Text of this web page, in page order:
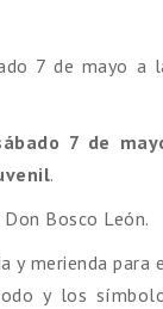
7 de mayo a
7 de
.
Don Bosco León.
y merienda para
y los